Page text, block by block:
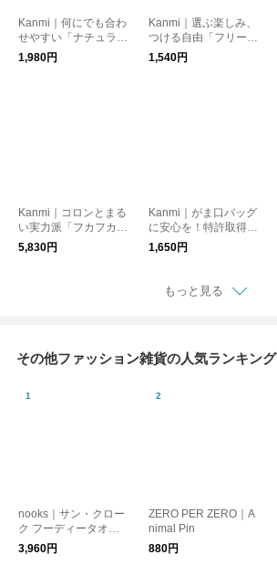
Kanmi｜何にでも合わ
せやすい「ナチュラル
レザー ネックストラ
ップ」【Z24-73】
1,980円
Kanmi｜選ぶ楽しみ、
つける自由「フリー
ミニストラップ」【Z
25-87】
1,540円
Kanmi｜コロンとまる
い実力派「フカフカ
がま口 ペンケース」
【PO15-74】
5,830円
Kanmi｜がま口バッグ
に安心を！特許取得
「口金キーパー」【Z
23-68】
1,650円
もっと見る
その他ファッション雑貨の人気ランキング
nooks｜サン・クロー
ク フーディータオル
ビッグUV (ジオメトリ
BE・ジオメトリGY)
3,960円
ZERO PER ZERO｜A
nimal Pin
880円